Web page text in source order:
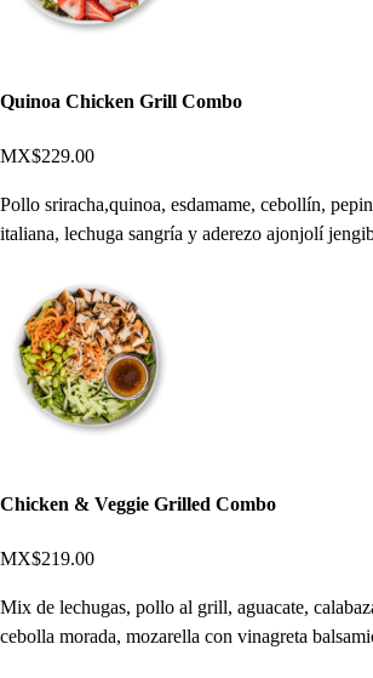
Quinoa Chicken Grill Combo
MX$229.00
Pollo sriracha,quinoa, esdamame, cebollín,
italiana, lechuga sangría y aderezo ajonjolí
Chicken & Veggie Grilled Combo
MX$219.00
Mix de lechugas, pollo al grill, aguacate,
cebolla morada, mozarella con vinagreta